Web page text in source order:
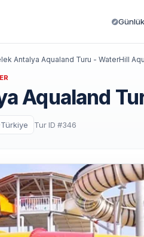
Antalya Aqualand Turu - WaterHill
Aqualand
Türkiye Tur ID #346